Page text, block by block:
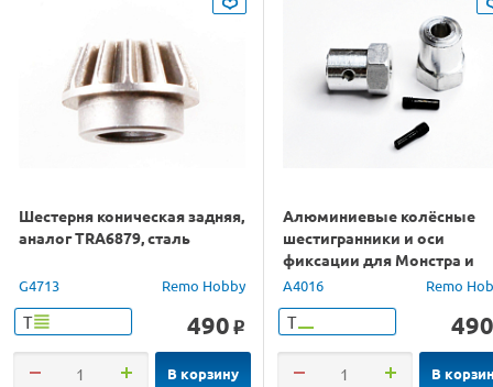
Шестерня коническая задняя,
аналог TRA6879, сталь
G4713 Remo Hobby
Т 490 o
В корзину
Алюминиевые колёсные
шестигранники и оси
фиксации для Монстра и
Трагги 2шт.
A4016 Remo
Т 490
В